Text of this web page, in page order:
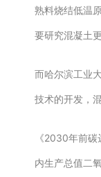
熟料烧结低温
要研究混凝土
而哈尔滨工业
技术的开发，
《2030年前
内生产总值二